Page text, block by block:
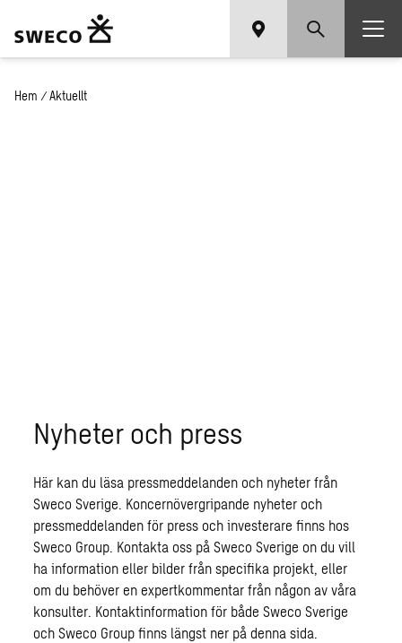
Hem / Aktuellt
Nyheter och press
Här kan du läsa pressmeddelanden och nyheter från
Sweco Sverige. Koncernövergripande nyheter och
pressmeddelanden för press och investerare finns hos
Sweco Group. Kontakta oss på Sweco Sverige on du vill
ha information eller bilder från specifika projekt, eller
om du behöver en expertkommentar från någon av våra
konsulter. Kontaktinformation för både Sweco Sverige
och Sweco Group finns längst ner på denna sida.